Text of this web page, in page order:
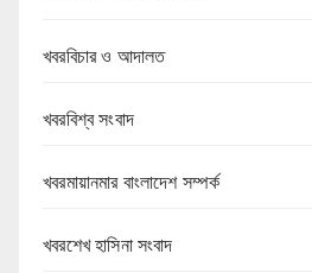
খবরবিচার ও আদালত
খবরবিশ্ব সংবাদ
খবরমায়ানমার বাংলাদেশ সম্পর্ক
খবরশেখ হাসিনা সংবাদ